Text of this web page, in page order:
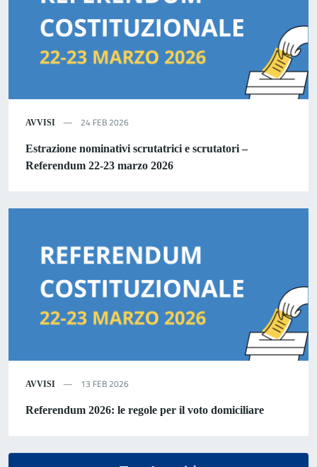
AVVISI 24 FEB 2026
Estrazione nominativi scrutatrici e scrutatori –
Referendum 22-23 marzo 2026
AVVISI 13 FEB 2026
Referendum 2026: le regole per il voto domiciliare